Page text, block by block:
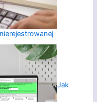
Jak